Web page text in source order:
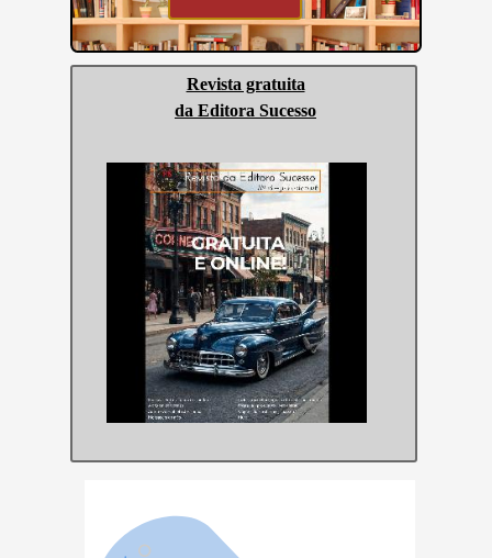
Revista gratuita
da Editora Sucesso